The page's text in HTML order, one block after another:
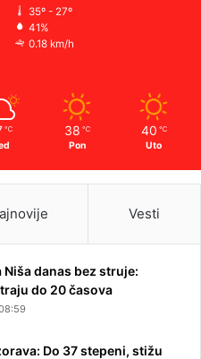
35º - 27º
41%
0.18 km/h
℃ 38 ℃
Pon
40 ℃
Uto
Vesti
Niša danas bez struje:
do 20 časova
Do 37 stepeni, stižu